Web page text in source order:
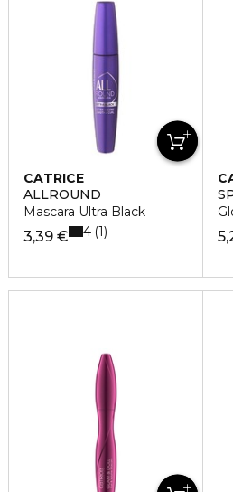
CATRICE
ALLROUND
Mascara Ultra Black
3,39 € 4 1